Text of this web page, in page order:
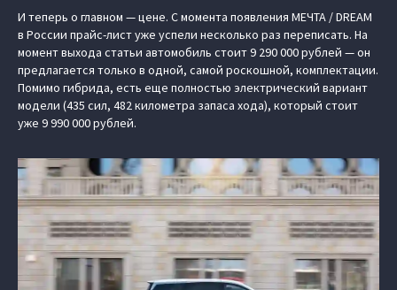
И теперь о главном — цене. С момента появления МЕЧТА / DREAM
в России прайс-лист уже успели несколько раз переписать. На
момент выхода статьи автомобиль стоит 9 290 000 рублей — он
предлагается только в одной, самой роскошной, комплектации.
Помимо гибрида, есть еще полностью электрический вариант
модели (435 сил, 482 километра запаса хода), который стоит
уже 9 990 000 рублей.